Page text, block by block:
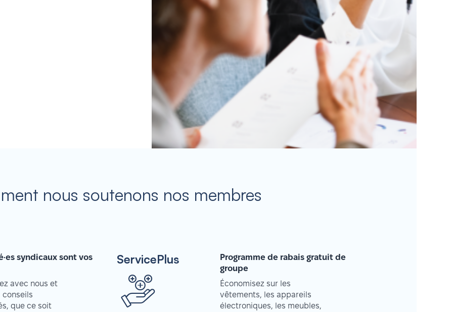
nous soutenons nos membres
syndicaux sont vos
avec nous et
conseils
que ce soit
ServicePlus
Programme de rabais gratuit de
groupe
Économisez sur les
vêtements, les appareils
électroniques, les meubles,